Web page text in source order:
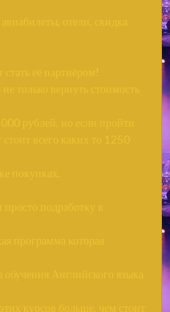
отели, скидка
стать её партнёром!
только вернуть стоимость
рублей, но если пройти
стоит всего каких то 1250
покупках.
подработку в
программа которая
Английского языка
курсов больше, чем стоит